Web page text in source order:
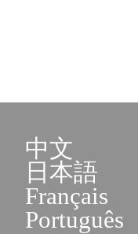
中文
日本語
Français
Português